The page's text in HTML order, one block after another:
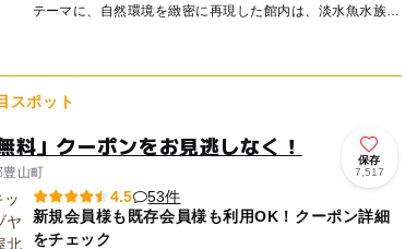
テーマに、自然環境を緻密に再現した館内は、淡水魚水族館
スポット
料」クーポンをお見逃しなく！
豊山町
保存
7,517
4.5
53件
新規会員様も既存会員様も利用OK！クーポン詳細
をチェック